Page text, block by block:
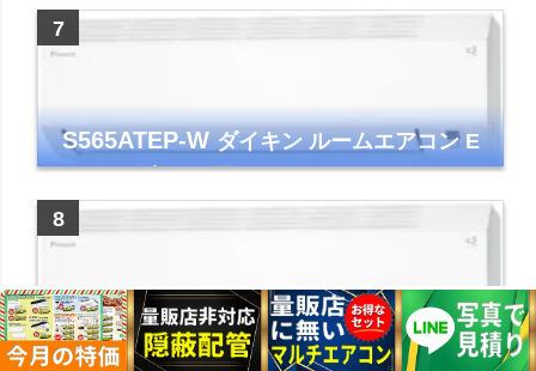
コンパクトモデル ストリーマ
S565ATEP-Wダイキン ルームエアコン E
シリーズ 主に18畳用 ホワイト 2025年モデル
コンパクトモデル ストリーマ
S255ATES-Wダイキン ルームエアコン E